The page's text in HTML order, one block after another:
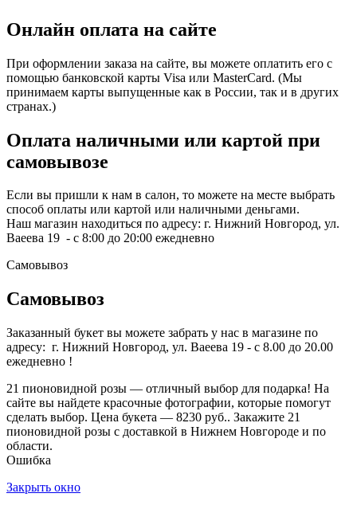
Онлайн оплата на сайте
При оформлении заказа на сайте, вы можете оплатить его с
помощью банковской карты Visa или MasterCard. (Мы
принимаем карты выпущенные как в России, так и в других
странах.)
Оплата наличными или картой при
самовывозе
Если вы пришли к нам в салон, то можете на месте выбрать
способ оплаты или картой или наличными деньгами.
Наш магазин находиться по адресу: г. Нижний Новгород, ул.
Ваеева 19 - с 8:00 до 20:00 ежедневно
Самовывоз
Самовывоз
Заказанный букет вы можете забрать у нас в магазине по
адресу: г. Нижний Новгород, ул. Ваеева 19 - с 8.00 до 20.00
ежедневно !
21 пионовидной розы — отличный выбор для подарка! На
сайте вы найдете красочные фотографии, которые помогут
сделать выбор. Цена букета — 8230 руб.. Закажите 21
пионовидной розы с доставкой в Нижнем Новгороде и по
области.
Ошибка
Закрыть окно